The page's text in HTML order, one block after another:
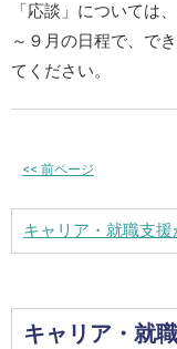
「応談」については
～９月の日程で、で
てください。
<< 前ページ
キャリア・就職支
キャリア・就